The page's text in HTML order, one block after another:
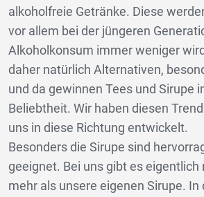
alkoholfreie Getränke. Diese
vor allem bei der jüngeren
Alkoholkonsum immer weniger
daher natürlich Alternativen,
und da gewinnen Tees und Sirupe
Beliebtheit. Wir haben diesen
uns in diese Richtung entwickelt.
Besonders die Sirupe sind
geeignet. Bei uns gibt es eigentlich
mehr als unsere eigenen Sirupe. In